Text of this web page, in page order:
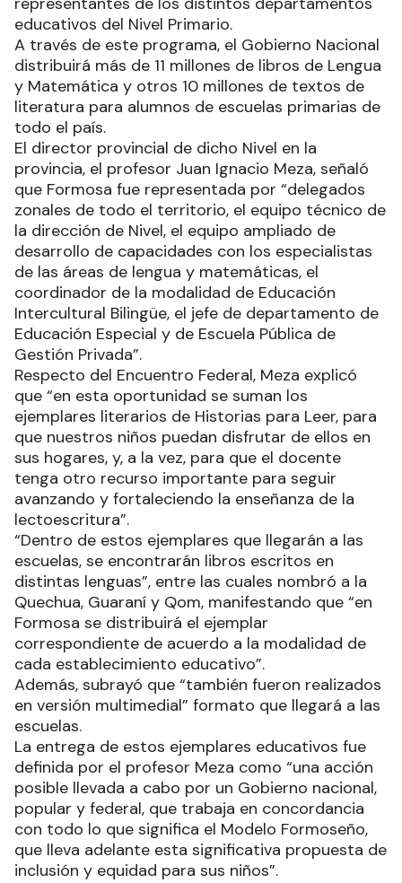
educativos del Nivel Primario.
A través de este programa, el Gobierno Nacional
distribuirá más de 11 millones de libros de Lengua
y Matemática y otros 10 millones de textos de
literatura para alumnos de escuelas primarias de
todo el país.
El director provincial de dicho Nivel en la
provincia, el profesor Juan Ignacio Meza, señaló
que Formosa fue representada por “delegados
zonales de todo el territorio, el equipo técnico de
la dirección de Nivel, el equipo ampliado de
desarrollo de capacidades con los especialistas
de las áreas de lengua y matemáticas, el
coordinador de la modalidad de Educación
Intercultural Bilingüe, el jefe de departamento de
Educación Especial y de Escuela Pública de
Gestión Privada”.
Respecto del Encuentro Federal, Meza explicó
que “en esta oportunidad se suman los
ejemplares literarios de Historias para Leer, para
que nuestros niños puedan disfrutar de ellos en
sus hogares, y, a la vez, para que el docente
tenga otro recurso importante para seguir
avanzando y fortaleciendo la enseñanza de la
lectoescritura”.
“Dentro de estos ejemplares que llegarán a las
escuelas, se encontrarán libros escritos en
distintas lenguas”, entre las cuales nombró a la
Quechua, Guaraní y Qom, manifestando que “en
Formosa se distribuirá el ejemplar
correspondiente de acuerdo a la modalidad de
cada establecimiento educativo”.
Además, subrayó que “también fueron realizados
en versión multimedial” formato que llegará a las
escuelas.
La entrega de estos ejemplares educativos fue
definida por el profesor Meza como “una acción
posible llevada a cabo por un Gobierno nacional,
popular y federal, que trabaja en concordancia
con todo lo que significa el Modelo Formoseño,
que lleva adelante esta significativa propuesta de
inclusión y equidad para sus niños”.